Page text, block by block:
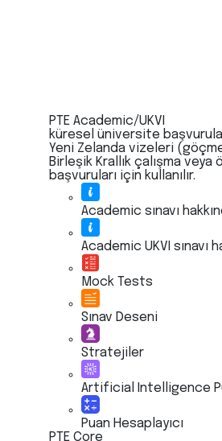
PTE Academic/UKVI
küresel üniversite
Yeni Zelanda vizeleri
Birleşik Krallık çalışma
başvuruları için kullanılır.
Academic sınavı
Academic UKVI sınavı
Mock Tests
Sınav Deseni
Stratejiler
Artificial Intelligence
Puan Hesaplayıcı
PTE Core